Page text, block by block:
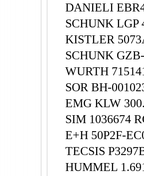
DANIELI
SCHUNK LGP
KISTLER
SCHUNK
WURTH
SOR BH-
EMG KLW
SIM 1036674
E+H 50P2F-
TECSIS
HUMMEL